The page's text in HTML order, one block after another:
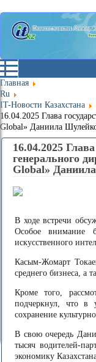
Главная
Ru
IT-Новости Казахстана
16.04.2025 Глава
Global» Даниила
16.04.2025
генерального
Global»
В ходе встречи
Особое внимание
искусственного
Касым-Жомарт
среднего бизнеса, а
Кроме того,
подчеркнул, что в
сохранение
В свою очередь
тысяч водителей-
экономику